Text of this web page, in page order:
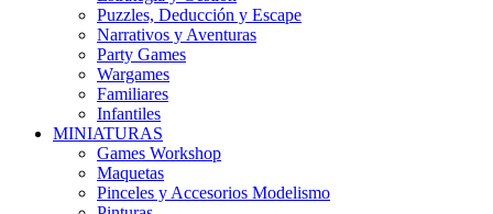
Puzzles, Deducción y Escape
Narrativos y Aventuras
Party Games
Wargames
Familiares
Infantiles
MINIATURAS
Games Workshop
Maquetas
Pinceles y Accesorios Modelismo